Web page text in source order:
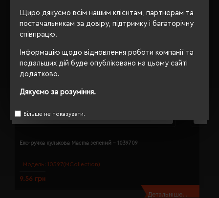
Щиро дякуємо всім нашим клієнтам, партнерам та
постачальникам за довіру, підтримку і багаторічну
співпрацю.
Інформацію щодо відновлення роботи компанії та
подальших дій буде опубліковано на цьому сайті
додатково.
Дякуємо за розуміння.
Більше не показувати.
Модель: 10397(MCollection)
Еко-ручка кулькова Macma зелений - 1039709
9.56 грн
Детальніше...